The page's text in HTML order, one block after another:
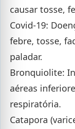
causar tosse,
Covid-19:
febre, tosse,
paladar.
Bronquiolite:
aéreas
respiratória.
Catapora